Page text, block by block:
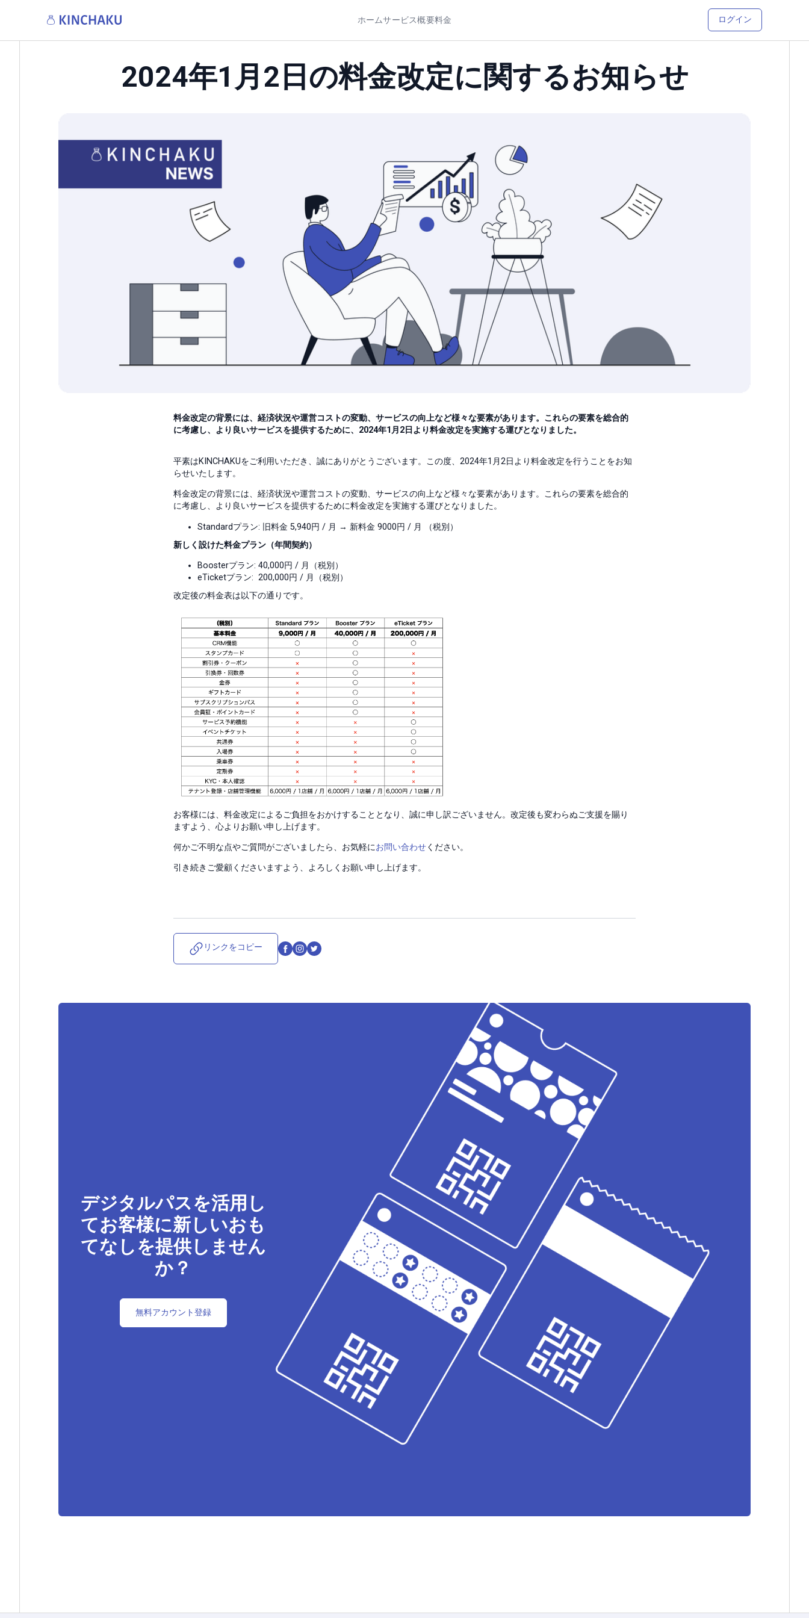
ホームサービス概要料金 ログイン
2024年1月2日の料金改定に関するお知らせ
料金改定の背景には、経済状況や運営コストの変動、サービスの向上など様々な要素があります。これらの要素を総合的
に考慮し、より良いサービスを提供するために、2024年1月2日より料金改定を実施する運びとなりました。
平素はKINCHAKUをご利用いただき、誠にありがとうございます。この度、2024年1月2日より料金改定を行うことをお知
らせいたします。
料金改定の背景には、経済状況や運営コストの変動、サービスの向上など様々な要素があります。これらの要素を総合的
に考慮し、より良いサービスを提供するために料金改定を実施する運びとなりました。
Standardプラン: 旧料金 5,940円 / 月 → 新料金 9000円 / 月 （税別）
新しく設けた料金プラン（年間契約）
Boosterプラン: 40,000円 / 月（税別）
eTicketプラン: 200,000円 / 月（税別）
改定後の料金表は以下の通りです。
お客様には、料金改定によるご負担をおかけすることとなり、誠に申し訳ございません。改定後も変わらぬご支援を賜り
ますよう、心よりお願い申し上げます。
何かご不明な点やご質問がございましたら、お気軽にお問い合わせください。
引き続きご愛顧くださいますよう、よろしくお願い申し上げます。
リンクをコピー
デジタルパスを活用し
てお客様に新しいおも
てなしを提供しません
か？
無料アカウント登録